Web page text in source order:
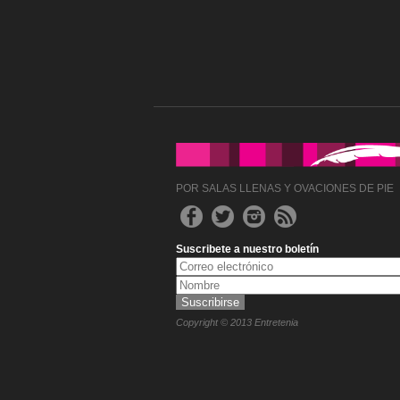
POR SALAS LLENAS Y OVACIONES DE PIE
Suscribete a nuestro boletín
Copyright © 2013 Entretenia